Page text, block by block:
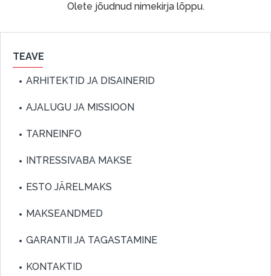
Olete jõudnud nimekirja lõppu.
TEAVE
ARHITEKTID JA DISAINERID
AJALUGU JA MISSIOON
TARNEINFO
INTRESSIVABA MAKSE
ESTO JÄRELMAKS
MAKSEANDMED
GARANTII JA TAGASTAMINE
KONTAKTID